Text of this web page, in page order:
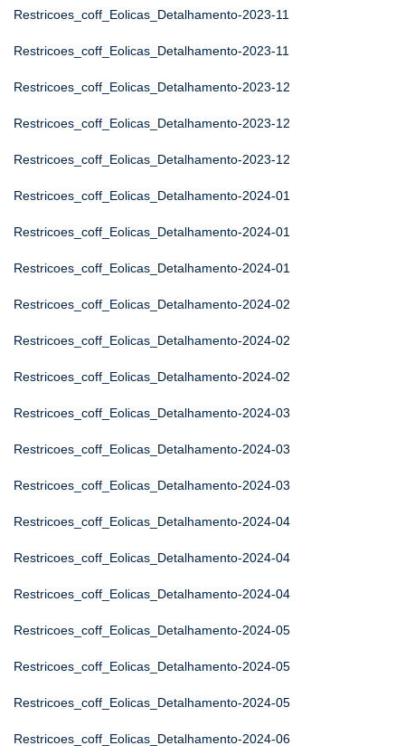
Restricoes_coff_Eolicas_Detalhamento-2023-11
Restricoes_coff_Eolicas_Detalhamento-2023-11
Restricoes_coff_Eolicas_Detalhamento-2023-12
Restricoes_coff_Eolicas_Detalhamento-2023-12
Restricoes_coff_Eolicas_Detalhamento-2023-12
Restricoes_coff_Eolicas_Detalhamento-2024-01
Restricoes_coff_Eolicas_Detalhamento-2024-01
Restricoes_coff_Eolicas_Detalhamento-2024-01
Restricoes_coff_Eolicas_Detalhamento-2024-02
Restricoes_coff_Eolicas_Detalhamento-2024-02
Restricoes_coff_Eolicas_Detalhamento-2024-02
Restricoes_coff_Eolicas_Detalhamento-2024-03
Restricoes_coff_Eolicas_Detalhamento-2024-03
Restricoes_coff_Eolicas_Detalhamento-2024-03
Restricoes_coff_Eolicas_Detalhamento-2024-04
Restricoes_coff_Eolicas_Detalhamento-2024-04
Restricoes_coff_Eolicas_Detalhamento-2024-04
Restricoes_coff_Eolicas_Detalhamento-2024-05
Restricoes_coff_Eolicas_Detalhamento-2024-05
Restricoes_coff_Eolicas_Detalhamento-2024-05
Restricoes_coff_Eolicas_Detalhamento-2024-06